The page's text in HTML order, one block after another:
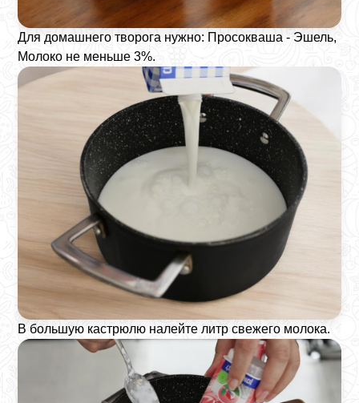
Для домашнего творога нужно: Просокваша - Эшель,
Молоко не меньше 3%.
В большую кастрюлю налейте литр свежего молока.